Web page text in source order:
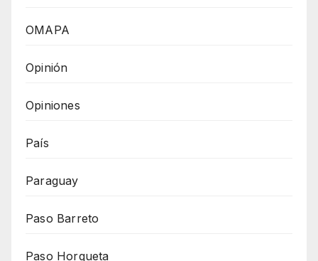
OMAPA
Opinión
Opiniones
País
Paraguay
Paso Barreto
Paso Horqueta